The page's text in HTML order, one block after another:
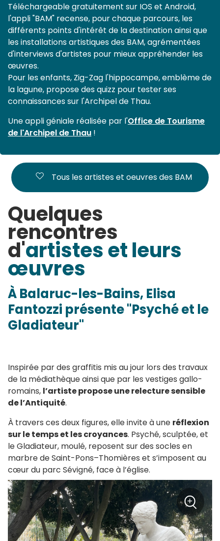
Téléchargeable gratuitement sur IOS et Android,
l'appli "BAM" recense, pour chaque parcours, les
différents points d'intérêt de la destination ainsi que
les installations artistiques des BAM, agrémentées
d'interviews d'artistes pour mieux appréhender les
œuvres.
Pour les enfants, Zig-Zag l'hippocampe, emblème de
la lagune, propose des quizz pour tester ses
connaissances sur l'Archipel de Thau.
Une appli géniale réalisée par l'Office de Tourisme
de l'Archipel de Thau !
Tous les artistes et oeuvres des BAM
Quelques
rencontres
d'artistes et leurs
œuvres
À Balaruc-les-Bains, Elisa
Fantozzi présente "Psyché et le
Gladiateur"
Inspirée par des graffitis mis au jour lors des travaux
de la médiathèque ainsi que par les vestiges gallo-
romains, l’artiste propose une relecture sensible
de l’Antiquité.
À travers ces deux figures, elle invite à une réflexion
sur le temps et les croyances. Psyché, sculptée, et
le Gladiateur, moulé, reposent sur des socles en
marbre de Saint-Pons–Thomières et s’imposent au
cœur du parc Sévigné, face à l’église.
Zoom
+